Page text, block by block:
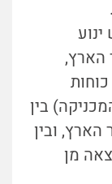
הארץ,
בין
ובין
מן